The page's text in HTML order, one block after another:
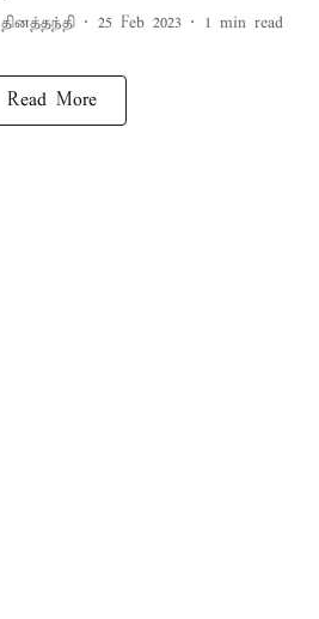
தினத்தந்தி 25 Feb 2023 1 min read
Read More